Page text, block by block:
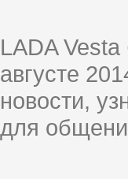
LADA
августе
новости,
для